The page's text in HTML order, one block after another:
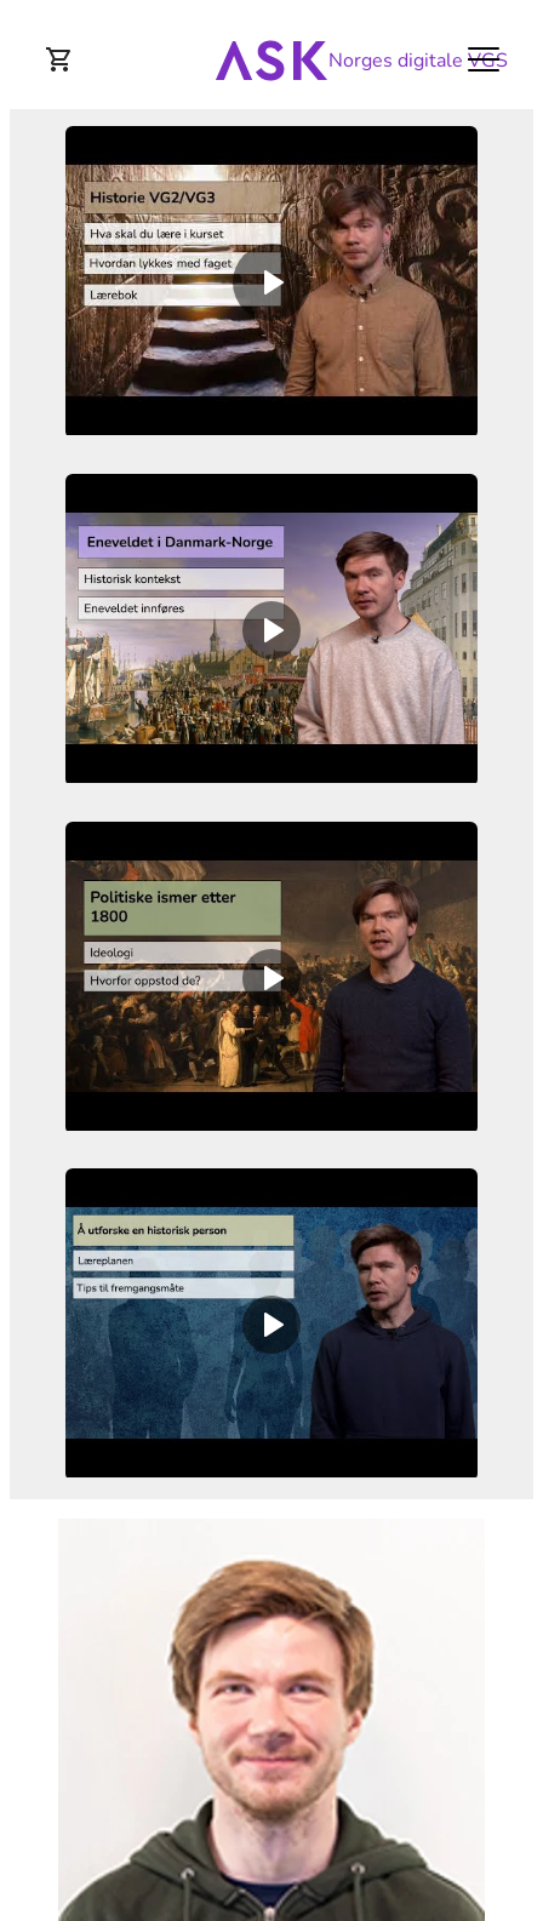
Norges digitale VGS